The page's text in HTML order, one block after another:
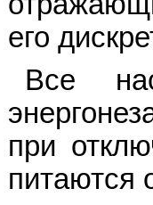
его
Все
при
питаются